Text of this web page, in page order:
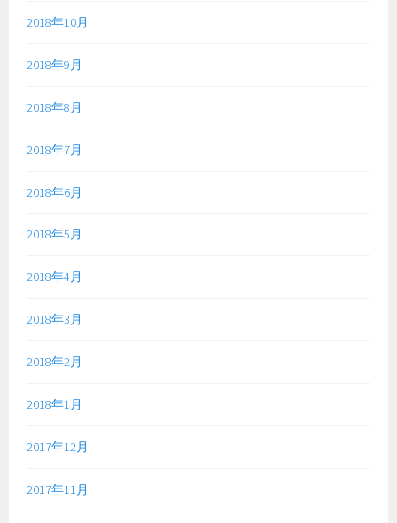
2018年10月
2018年9月
2018年8月
2018年7月
2018年6月
2018年5月
2018年4月
2018年3月
2018年2月
2018年1月
2017年12月
2017年11月